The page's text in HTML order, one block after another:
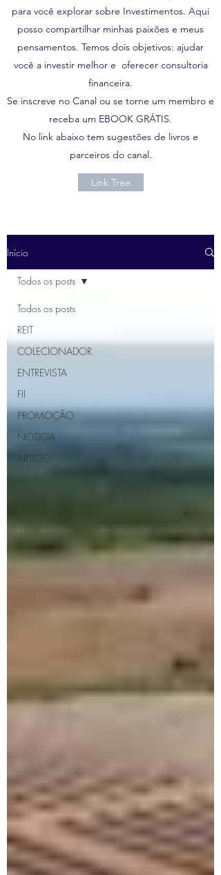
para você explorar sobre Investimentos. Aqui
posso compartilhar minhas paixões e meus
pensamentos. Temos dois objetivos: ajudar
você a investir melhor e oferecer consultoria
financeira.
Se inscreve no Canal ou se torne um membro e
receba um EBOOK GRÁTIS.
No link abaixo tem sugestões de livros e
parceiros do canal.
Link Tree
Início
Todos os posts
REIT
COLECIONADOR
ENTREVISTA
FII
PROMOÇÃO
NOTICIA
ARTIGO
Todos os posts